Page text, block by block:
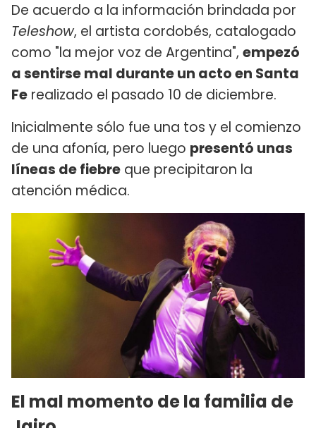
De acuerdo a la información brindada por
Teleshow, el artista cordobés, catalogado
como "la mejor voz de Argentina", empezó
a sentirse mal durante un acto en Santa
Fe realizado el pasado 10 de diciembre.
Inicialmente sólo fue una tos y el comienzo
de una afonía, pero luego presentó unas
líneas de fiebre que precipitaron la
atención médica.
El mal momento de la familia de